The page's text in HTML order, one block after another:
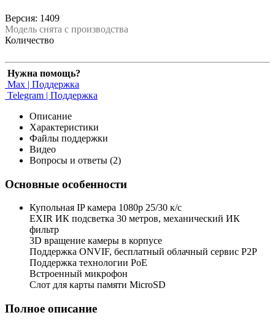
Версия: 1409
Модель снята с производства
Количество
Нужна помощь?
Max | Поддержка
Telegram | Поддержка
Описание
Характеристики
Файлы поддержки
Видео
Вопросы и ответы (2)
Основные особенности
Купольная IP камера 1080p 25/30 к/с
EXIR ИК подсветка 30 метров, механический ИК
фильтр
3D вращение камеры в корпусе
Поддержка ONVIF, бесплатный облачный сервис P2P
Поддержка технологии PoE
Встроенный микрофон
Слот для карты памяти MicroSD
Полное описание